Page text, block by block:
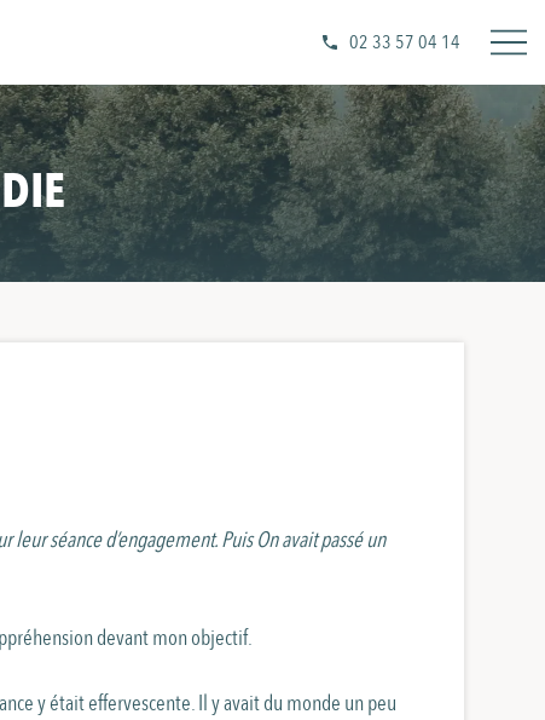
02 33 57 04 14
séance d’engagement. Puis On avait passé un
devant mon objectif.
y était effervescente. Il y avait du monde un peu